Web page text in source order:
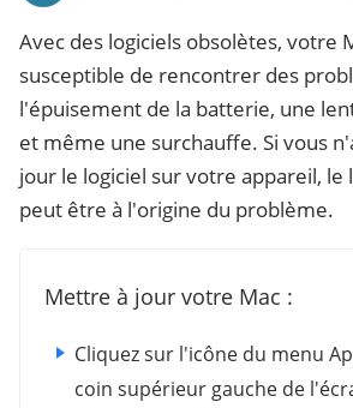
Avec des logiciels obsolètes, votre
susceptible de rencontrer des
l'épuisement de la batterie, une
et même une surchauffe. Si vous
jour le logiciel sur votre appareil, le
peut être à l'origine du problème.
Mettre à jour votre Mac :
Cliquez sur l'icône du menu
coin supérieur gauche de